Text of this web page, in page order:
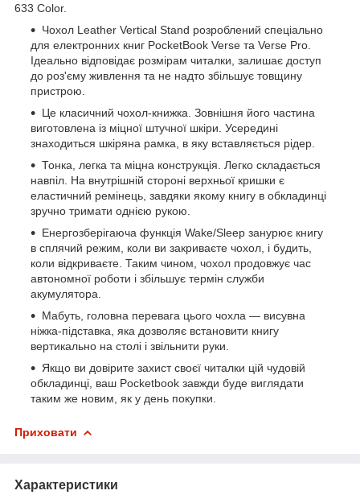
633 Color.
Чохол Leather Vertical Stand розроблений спеціально
для електронних книг PocketBook Verse та Verse Pro.
Ідеально відповідає розмірам читалки, залишає доступ
до роз'єму живлення та не надто збільшує товщину
пристрою.
Це класичний чохол-книжка. Зовнішня його частина
виготовлена із міцної штучної шкіри. Усередині
знаходиться шкіряна рамка, в яку вставляється рідер.
Тонка, легка та міцна конструкція. Легко складається
навпіл. На внутрішній стороні верхньої кришки є
еластичний ремінець, завдяки якому книгу в обкладинці
зручно тримати однією рукою.
Енергозберігаюча функція Wake/Sleep занурює книгу
в сплячий режим, коли ви закриваєте чохол, і будить,
коли відкриваєте. Таким чином, чохол продовжує час
автономної роботи і збільшує термін служби
акумулятора.
Мабуть, головна перевага цього чохла — висувна
ніжка-підставка, яка дозволяє встановити книгу
вертикально на столі і звільнити руки.
Якщо ви довірите захист своєї читалки цій чудовій
обкладинці, ваш Pocketbook завжди буде виглядати
таким же новим, як у день покупки.
Приховати
Характеристики